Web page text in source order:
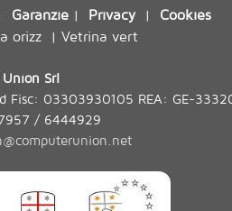
Garanzie | Privacy| Cookies
orizz| Vetrina vert
Srl
Fisc: 03303930105 REA: GE-
/ 6444929